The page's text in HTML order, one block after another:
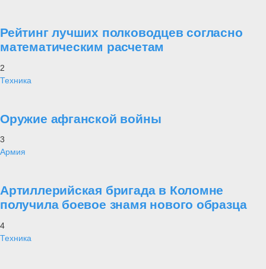
Рейтинг лучших полководцев согласно
математическим расчетам
2
Техника
Оружие афганской войны
3
Армия
Артиллерийская бригада в Коломне
получила боевое знамя нового образца
4
Техника